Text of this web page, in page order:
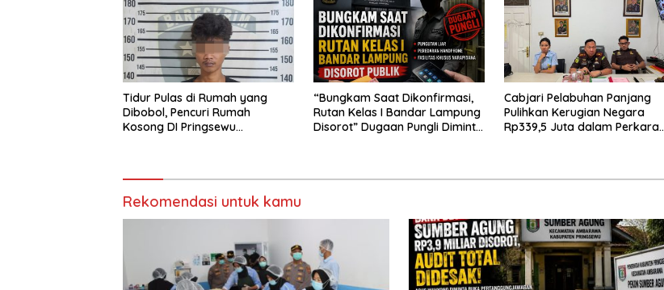
Tidur Pulas di Rumah yang
Dibobol, Pencuri Rumah
Kosong DI Pringsewu
“Bungkam Saat Dikonfirmasi,
Rutan Kelas I Bandar Lampung
Disorot” Dugaan Pungli Diminta
Cabjari Pelabuhan Panjang
Pulihkan Kerugian Negara
Rp339,5 Juta dalam Perkara
Rekomendasi untuk kamu